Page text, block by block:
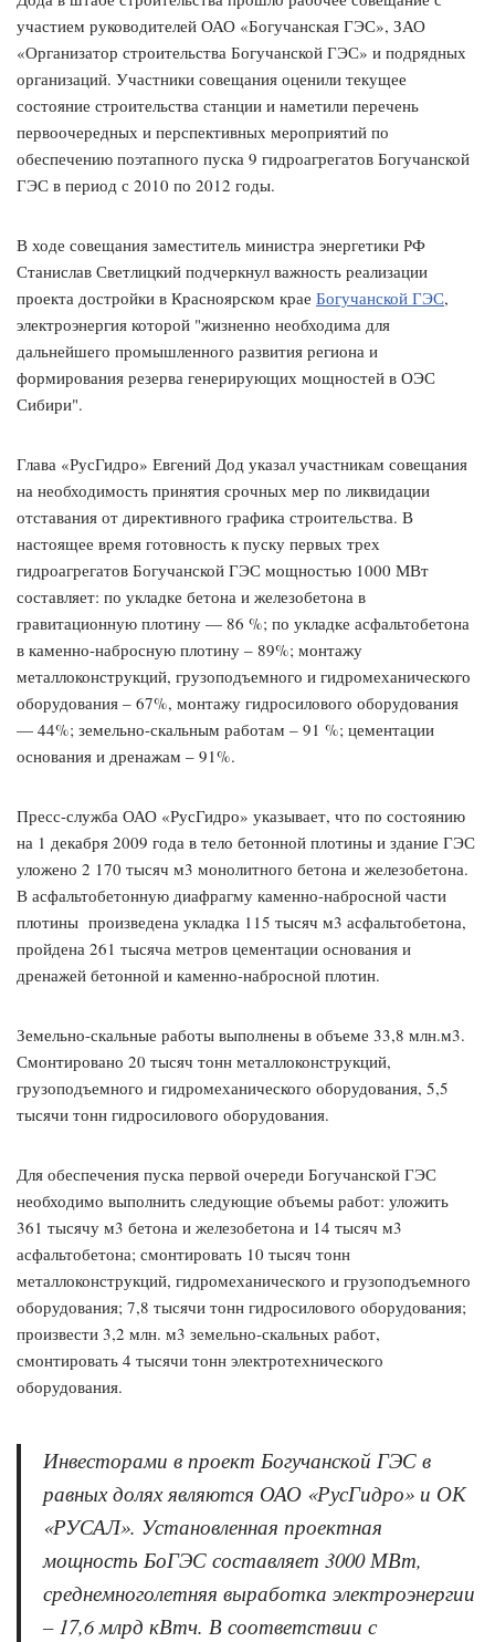
участием руководителей ОАО «Богучанская ГЭС», ЗАО
«Организатор строительства Богучанской ГЭС» и подрядных
организаций. Участники совещания оценили текущее
состояние строительства станции и наметили перечень
первоочередных и перспективных мероприятий по
обеспечению поэтапного пуска 9 гидроагрегатов Богучанской
ГЭС в период с 2010 по 2012 годы.
В ходе совещания заместитель министра энергетики РФ
Станислав Светлицкий подчеркнул важность реализации
проекта достройки в Красноярском крае Богучанской ГЭС,
электроэнергия которой "жизненно необходима для
дальнейшего промышленного развития региона и
формирования резерва генерирующих мощностей в ОЭС
Сибири".
Глава «РусГидро» Евгений Дод указал участникам совещания
на необходимость принятия срочных мер по ликвидации
отставания от директивного графика строительства. В
настоящее время готовность к пуску первых трех
гидроагрегатов Богучанской ГЭС мощностью 1000 МВт
составляет: по укладке бетона и железобетона в
гравитационную плотину — 86 %; по укладке асфальтобетона
в каменно-набросную плотину – 89%; монтажу
металлоконструкций, грузоподъемного и гидромеханического
оборудования – 67%, монтажу гидросилового оборудования
— 44%; земельно-скальным работам – 91 %; цементации
основания и дренажам – 91%.
Пресс-служба ОАО «РусГидро» указывает, что по состоянию
на 1 декабря 2009 года в тело бетонной плотины и здание ГЭС
уложено 2 170 тысяч м3 монолитного бетона и железобетона.
В асфальтобетонную диафрагму каменно-набросной части
плотины произведена укладка 115 тысяч м3 асфальтобетона,
пройдена 261 тысяча метров цементации основания и
дренажей бетонной и каменно-набросной плотин.
Земельно-скальные работы выполнены в объеме 33,8 млн.м3.
Смонтировано 20 тысяч тонн металлоконструкций,
грузоподъемного и гидромеханического оборудования, 5,5
тысячи тонн гидросилового оборудования.
Для обеспечения пуска первой очереди Богучанской ГЭС
необходимо выполнить следующие объемы работ: уложить
361 тысячу м3 бетона и железобетона и 14 тысяч м3
асфальтобетона; смонтировать 10 тысяч тонн
металлоконструкций, гидромеханического и грузоподъемного
оборудования; 7,8 тысячи тонн гидросилового оборудования;
произвести 3,2 млн. м3 земельно-скальных работ,
смонтировать 4 тысячи тонн электротехнического
оборудования.
Инвесторами в проект Богучанской ГЭС в
равных долях являются ОАО «РусГидро» и ОК
«РУСАЛ». Установленная проектная
мощность БоГЭС составляет 3000 МВт,
среднемноголетняя выработка электроэнергии
– 17,6 млрд кВтч. В соответствии с